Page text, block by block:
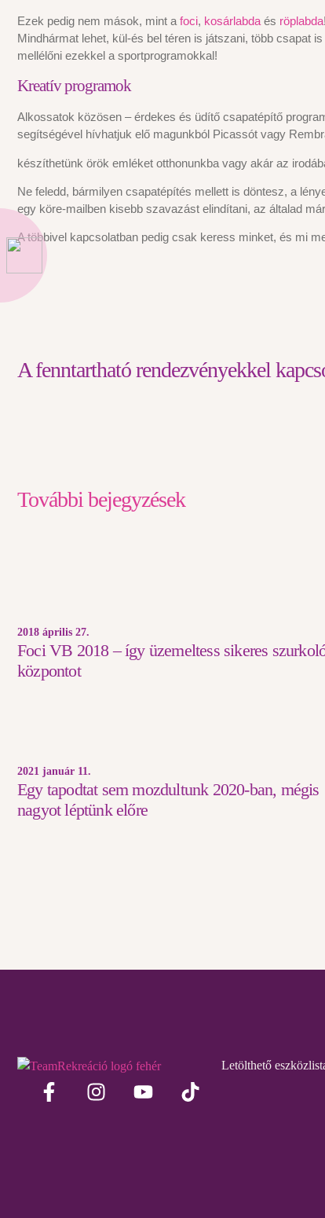
Ezek pedig nem mások, mint a foci, kosárlabda és röplabda
Mindhármat lehet, kül-és bel téren is játszani, több csapat
mellélőni ezekkel a sportprogramokkal!
Kreatív programok
Alkossatok közösen – érdekes és üdítő csapatépítő
segítségével hívhatjuk elő magunkból Picassót vagy
készíthetünk örök emléket otthonunkba vagy akár az
Ne feledd, bármilyen csapatépítés mellett is döntesz, a
egy köre-mailben kisebb szavazást elindítani, az általad
A többivel kapcsolatban pedig csak keress minket, és mi
A fenntartható rendezvényekkel
További bejegyzések
2018 április 27.
Foci VB 2018 – így üzemeltess sikeres
központot
2021 január 11.
Egy tapodtat sem mozdultunk 2020-ban, mégis
nagyot léptünk előre
Letölthető